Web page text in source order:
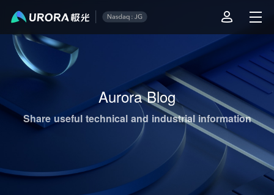
Aurora Blog
Share useful technical and industrial information